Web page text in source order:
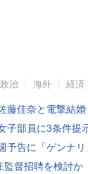
政治 海外 経済
藤佳奈と電撃結婚
子部員に3条件提
予告に「ゲンナリ
監督招聘を検討か